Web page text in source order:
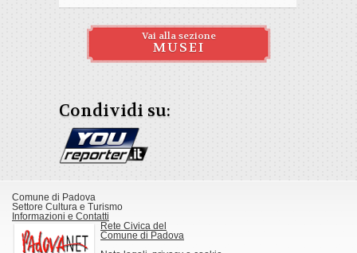
Vai alla sezione
MUSEI
Condividi su:
Comune di Padova
Settore Cultura e Turismo
Informazioni e Contatti
Rete Civica del
Comune di Padova